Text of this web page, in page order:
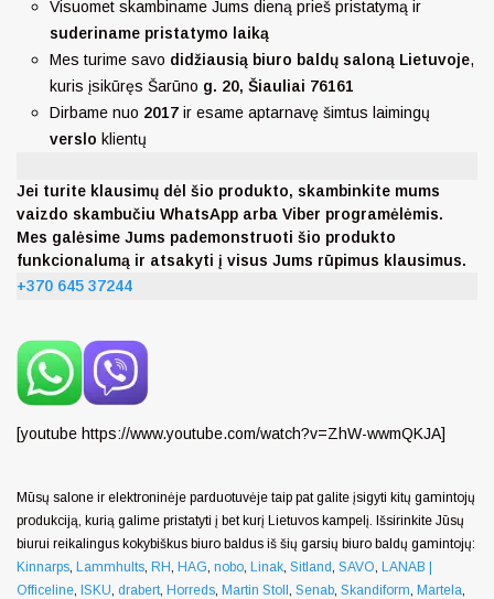
Visuomet skambiname Jums dieną prieš pristatymą ir
suderiname pristatymo laiką
Mes turime savo didžiausią biuro baldų saloną Lietuvoje,
kuris įsikūręs Šarūno g. 20, Šiauliai 76161
Dirbame nuo 2017 ir esame aptarnavę šimtus laimingų
verslo klientų
Jei turite klausimų dėl šio produkto, skambinkite mums
vaizdo skambučiu WhatsApp arba Viber programėlėmis.
Mes galėsime Jums pademonstruoti šio produkto
funkcionalumą ir atsakyti į visus Jums rūpimus klausimus.
+370 645 37244
[youtube https://www.youtube.com/watch?v=ZhW-wwmQKJA]
Mūsų salone ir elektroninėje parduotuvėje taip pat galite įsigyti kitų gamintojų
produkciją, kurią galime pristatyti į bet kurį Lietuvos kampelį. Išsirinkite Jūsų
biurui reikalingus kokybiškus biuro baldus iš šių garsių biuro baldų gamintojų:
Kinnarps, Lammhults, RH, HAG, nobo, Linak, Sitland, SAVO, LANAB |
Officeline, ISKU, drabert, Horreds, Martin Stoll, Senab, Skandiform, Martela,